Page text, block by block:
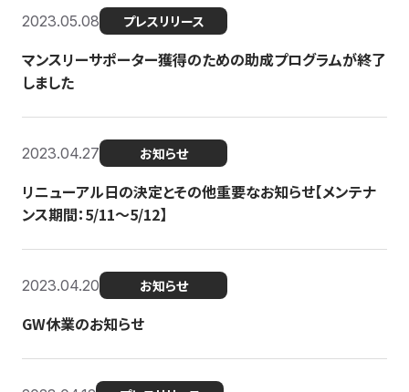
2023.05.08 プレスリリース
マンスリーサポーター獲得のための助成プログラムが終了
しました
2023.04.27 お知らせ
リニューアル日の決定とその他重要なお知らせ【メンテナ
ンス期間：5/11～5/12】
2023.04.20 お知らせ
GW休業のお知らせ